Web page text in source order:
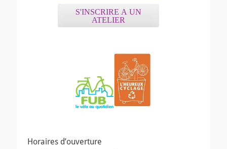
S'INSCRIRE A UN
ATELIER
Horaires d’ouverture